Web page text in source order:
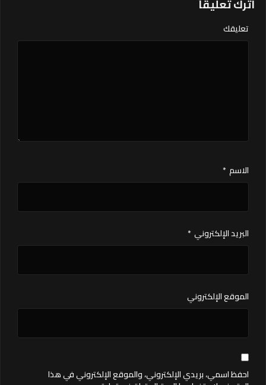
اترك تعليقاً
تعليقك
الاسم *
البريد الإلكتروني *
الموقع الإلكتروني
احفظ اسمي، بريدي الإلكتروني، والموقع الإلكتروني في هذا